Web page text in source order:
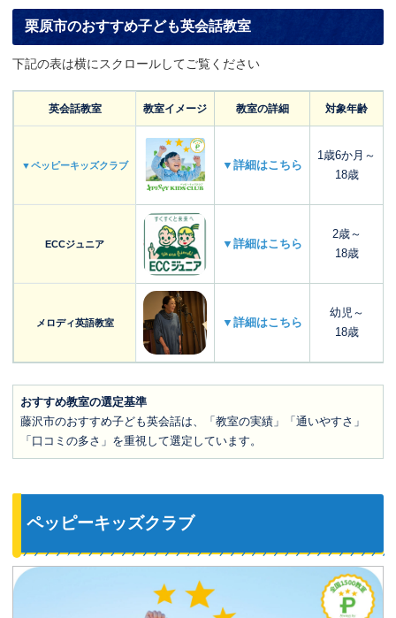
栗原市のおすすめ子ども英会話教室
下記の表は横にスクロールしてご覧ください
英会話教室 教室イメージ 教室の詳細 対象年齢
▼ペッピーキッズクラブ ▼詳細はこちら
1歳6か月～
18歳
ECCジュニア ▼詳細はこちら
2歳～
18歳
メロディ英語教室 ▼詳細はこちら
幼児～
18歳
おすすめ教室の選定基準
藤沢市のおすすめ子ども英会話は、「教室の実績」「通いやすさ」
「口コミの多さ」を重視して選定しています。
ペッピーキッズクラブ